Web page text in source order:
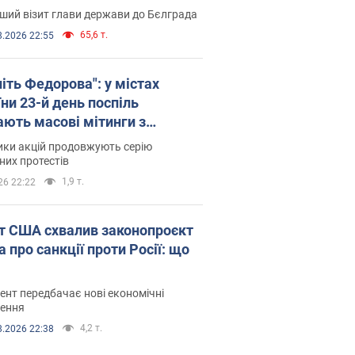
візит глави держави до Бєлграда
22:55 65,6 т.
Федорова": у містах
23-й день поспіль
масові мітинги з
Фото і відео
акцій продовжують серію
протестів
22:22 1,9 т.
США схвалив законопроєкт
про санкції проти Росії: що
передбачає нові економічні
22:38 4,2 т.